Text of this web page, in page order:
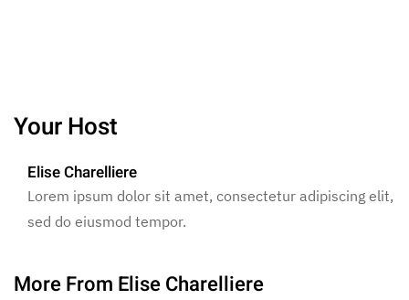
Your Host
Elise Charelliere
Lorem ipsum dolor sit amet, consectetur adipiscing elit,
sed do eiusmod tempor.
More From Elise Charelliere